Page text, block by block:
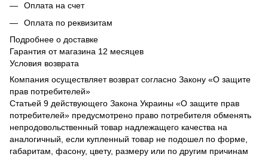
Оплата на счет
Оплата по реквизитам
Подробнее о доставке
Гарантия от магазина 12 месяцев
Условия возврата
Компания осуществляет возврат согласно Закону «О защите
прав потребителей»
Статьей 9 действующего Закона Украины «О защите прав
потребителей» предусмотрено право потребителя обменять
непродовольственный товар надлежащего качества на
аналогичный, если купленный товар не подошел по форме,
габаритам, фасону, цвету, размеру или по другим причинам